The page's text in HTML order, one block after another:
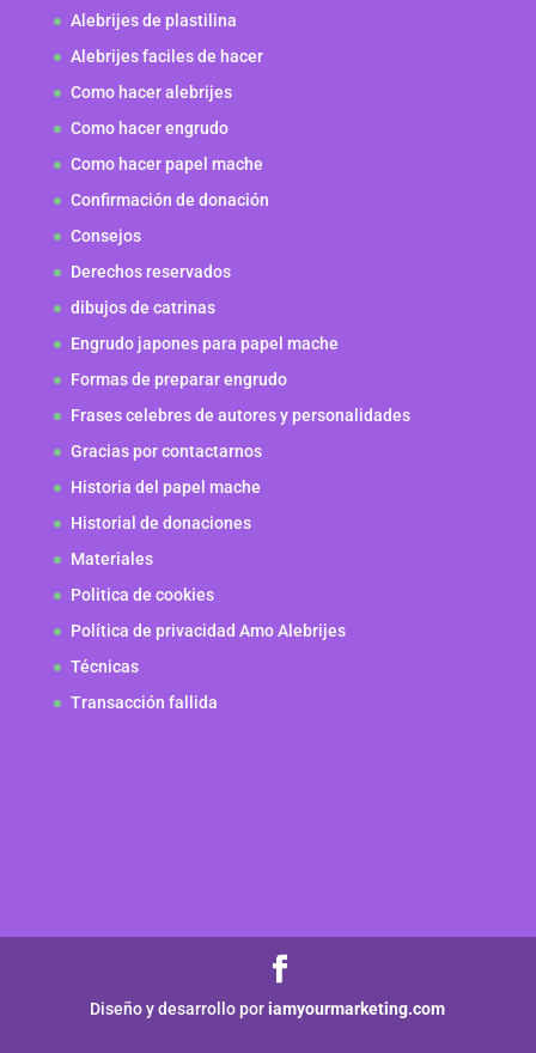
Alebrijes de plastilina
Alebrijes faciles de hacer
Como hacer alebrijes
Como hacer engrudo
Como hacer papel mache
Confirmación de donación
Consejos
Derechos reservados
dibujos de catrinas
Engrudo japones para papel mache
Formas de preparar engrudo
Frases celebres de autores y personalidades
Gracias por contactarnos
Historia del papel mache
Historial de donaciones
Materiales
Politica de cookies
Política de privacidad Amo Alebrijes
Técnicas
Transacción fallida
Diseño y desarrollo poriamyourmarketing.com